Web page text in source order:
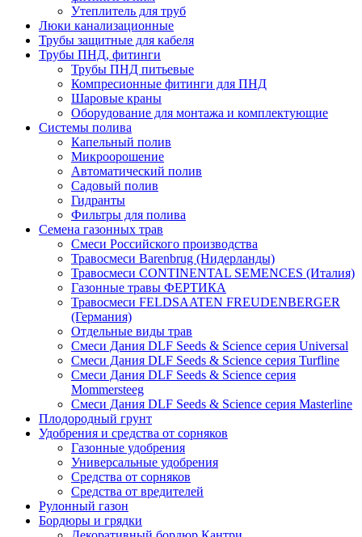
Утеплитель для труб
Люки канализационные
Трубы защитные для кабеля
Трубы ПНД, фитинги
Трубы ПНД питьевые
Компресионные фитинги для ПНД
Шаровые краны
Оборудование для монтажа и комплектующие
Системы полива
Капельный полив
Микроорошение
Автоматический полив
Садовый полив
Гидранты
Фильтры для полива
Семена газонных трав
Смеси Российского производства
Травосмеси Barenbrug (Нидерланды)
Травосмеси CONTINENTAL SEMENCES (Италия)
Газонные травы ФЕРТИКА
Травосмеси FELDSAATEN FREUDENBERGER
(Германия)
Отдельные виды трав
Смеси Дания DLF Seeds & Sciеnce серия Universal
Смеси Дания DLF Seeds & Sciеnce серия Turfline
Смеси Дания DLF Seeds & Sciеnce серия
Mommersteeg
Смеси Дания DLF Seeds & Sciеnce серия Masterline
Плодородный грунт
Удобрения и средства от сорняков
Газонные удобрения
Универсальные удобрения
Средства от сорняков
Средства от вредителей
Рулонный газон
Бордюры и грядки